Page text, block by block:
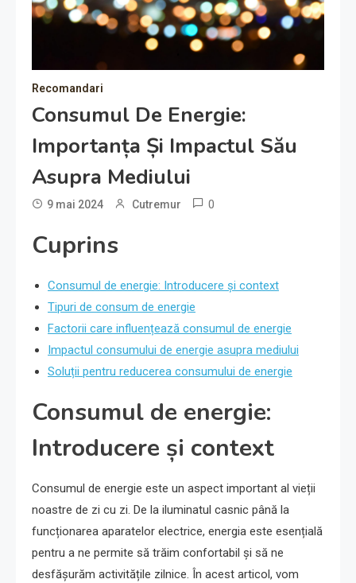
Recomandari
Consumul De Energie:
Importanța Și Impactul Său
Asupra Mediului
9 mai 2024 Cutremur 0
Cuprins
Consumul de energie: Introducere și context
Tipuri de consum de energie
Factorii care influențează consumul de energie
Impactul consumului de energie asupra mediului
Soluții pentru reducerea consumului de energie
Consumul de energie:
Introducere și context
Consumul de energie este un aspect important al vieții
noastre de zi cu zi. De la iluminatul casnic până la
funcționarea aparatelor electrice, energia este esențială
pentru a ne permite să trăim confortabil și să ne
desfășurăm activitățile zilnice. În acest articol, vom